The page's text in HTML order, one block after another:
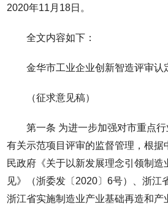
2020年11月18日。
全文内容如下：
金华市工业企业创新智造评审认
（征求意见稿）
第一条 为进一步加强对市重点行
有关示范项目评审的监督管理，根据
民政府《关于以新发展理念引领制
见》（浙委发〔2020〕6号）、浙江
浙江省实施制造业产业基础再造和产